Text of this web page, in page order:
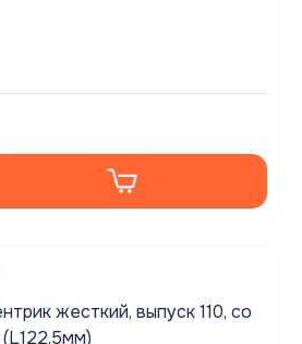
жесткий, выпуск 110, со